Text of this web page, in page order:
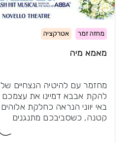
מחזה זמר אטרקציה
מאמא מיה
מחזמר עם להיטיה הנצחיים של
להקת אבבא דמיינו את עצמכם
באי יווני הנראה כחלקת אלוהים
קטנה, כשסביבכם מתנגנים